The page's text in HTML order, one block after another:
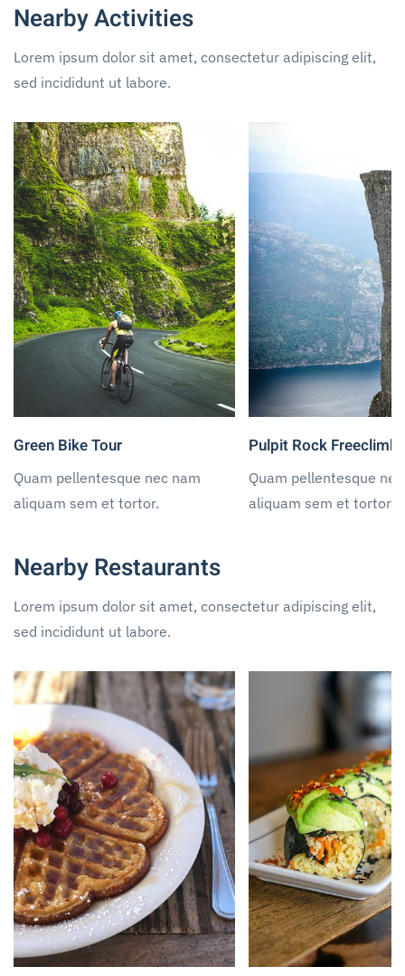
Nearby Activities
Lorem ipsum dolor sit amet, consectetur adipiscing elit,
sed incididunt ut labore.
Green Bike Tour
Quam pellentesque nec nam
aliquam sem et tortor.
Pulpit Rock
Quam pellentesque
aliquam sem et tortor.
Nearby Restaurants
Lorem ipsum dolor sit amet, consectetur adipiscing elit,
sed incididunt ut labore.